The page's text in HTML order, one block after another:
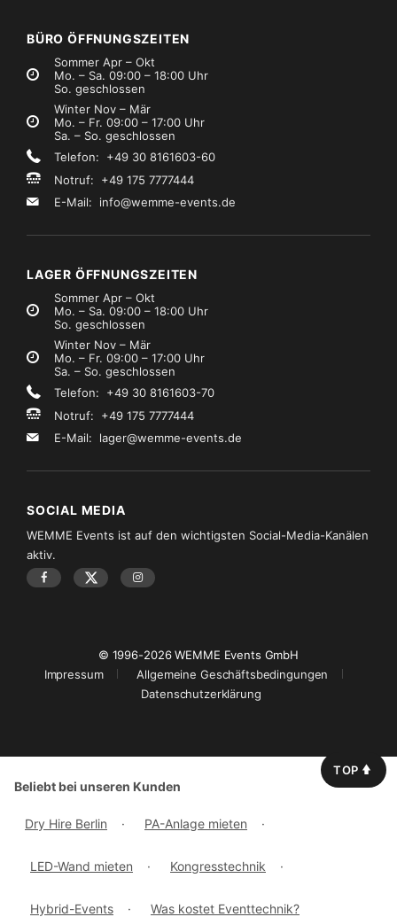
BÜRO ÖFFNUNGSZEITEN
Sommer Apr – Okt
Mo. – Sa. 09:00 – 18:00 Uhr
So. geschlossen
Winter Nov – Mär
Mo. – Fr. 09:00 – 17:00 Uhr
Sa. – So. geschlossen
Telefon: +49 30 8161603-60
Notruf: +49 175 7777444
E-Mail: info@wemme-events.de
LAGER ÖFFNUNGSZEITEN
Sommer Apr – Okt
Mo. – Sa. 09:00 – 18:00 Uhr
So. geschlossen
Winter Nov – Mär
Mo. – Fr. 09:00 – 17:00 Uhr
Sa. – So. geschlossen
Telefon: +49 30 8161603-70
Notruf: +49 175 7777444
E-Mail: lager@wemme-events.de
SOCIAL MEDIA
WEMME Events ist auf den wichtigsten Social-Media-Kanälen
aktiv.
© 1996-2026 WEMME Events GmbH
Impressum
Allgemeine Geschäftsbedingungen
Datenschutzerklärung
TOP
Beliebt bei unseren Kunden
Dry Hire Berlin · PA-Anlage mieten ·
LED-Wand mieten · Kongresstechnik ·
Hybrid-Events · Was kostet Eventtechnik?